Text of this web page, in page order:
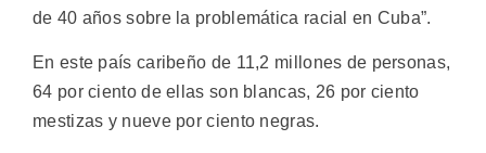
de 40 años sobre la problemática racial en Cuba”.
En este país caribeño de 11,2 millones de personas,
64 por ciento de ellas son blancas, 26 por ciento
mestizas y nueve por ciento negras.